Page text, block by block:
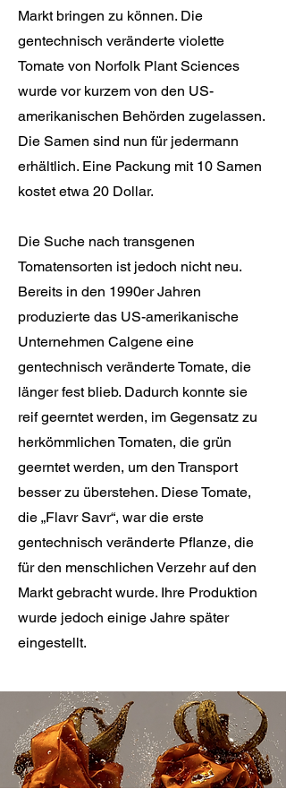
Markt bringen zu können. Die
gentechnisch veränderte violette
Tomate von Norfolk Plant Sciences
wurde vor kurzem von den US-
amerikanischen Behörden zugelassen.
Die Samen sind nun für jedermann
erhältlich. Eine Packung mit 10 Samen
kostet etwa 20 Dollar.
Die Suche nach transgenen
Tomatensorten ist jedoch nicht neu.
Bereits in den 1990er Jahren
produzierte das US-amerikanische
Unternehmen Calgene eine
gentechnisch veränderte Tomate, die
länger fest blieb. Dadurch konnte sie
reif geerntet werden, im Gegensatz zu
herkömmlichen Tomaten, die grün
geerntet werden, um den Transport
besser zu überstehen. Diese Tomate,
die „Flavr Savr“, war die erste
gentechnisch veränderte Pflanze, die
für den menschlichen Verzehr auf den
Markt gebracht wurde. Ihre Produktion
wurde jedoch einige Jahre später
eingestellt.